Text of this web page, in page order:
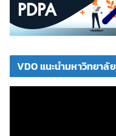
VDO แนะนำมหาวิทยาลัย